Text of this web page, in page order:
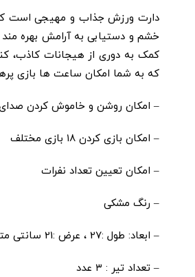
دارت ورزش جذاب و مهیجی است که
خشم و دستیابی به آرامش بهره
که به شما امکان ساعت ها بازی
– امکان روشن و خاموش کردن
– امکان بازی کردن ١٨ بازی مختلف
– امکان تعیین تعداد نفرات
– رنگ مشکی
– ابعاد: طول :27 ، عرض :21 سانتی متر
– تعداد تیر : ٣ عدد